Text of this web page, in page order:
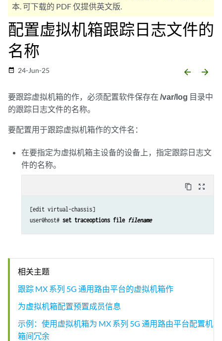
本. 可下载的 PDF 仅提供英文版.
配置虚拟机箱跟踪日志文件的
名称
date_range 24-Jun-25 arrow_backward arrow_forward
要跟踪虚拟机箱的作，必须配置软件保存在 /var/log 目录中
的跟踪日志文件的名称。
要配置用于跟踪虚拟机箱作的文件名：
在要指定为虚拟机箱主设备的设备上，指定跟踪日志文
件的名称。
content_copy zoom_out_map
[edit virtual-chassis]
user@host# set traceoptions file filename
相关主题
跟踪 MX 系列 5G 通用路由平台的虚拟机箱作
为虚拟机箱配置预置成员信息
示例：使用虚拟机箱为 MX 系列 5G 通用路由平台配置机
箱间冗余